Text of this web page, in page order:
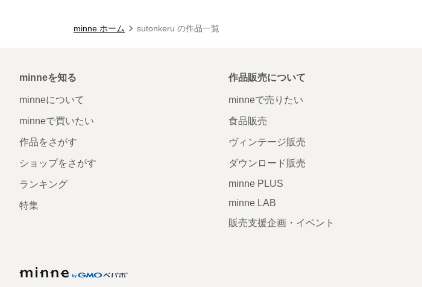
minne ホーム sutonkeru の作品一覧
minneを知る
minneについて
minneで買いたい
作品をさがす
ショップをさがす
ランキング
特集
作品販売について
minneで売りたい
食品販売
ヴィンテージ販売
ダウンロード販売
minne PLUS
minne LAB
販売支援企画・イベント